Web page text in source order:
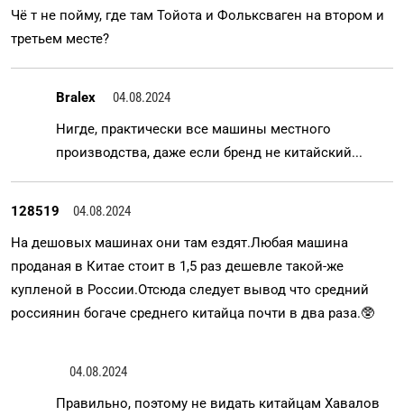
Чё т не пойму, где там Тойота и Фольксваген на втором и
третьем месте?
Bralex
04.08.2024
Нигде, практически все машины местного
производства, даже если бренд не китайский...
128519
04.08.2024
На дешовых машинах они там ездят.Любая машина
проданая в Китае стоит в 1,5 раз дешевле такой-же
купленой в России.Отсюда следует вывод что средний
россиянин богаче среднего китайца почти в два раза.🥸
04.08.2024
Правильно, поэтому не видать китайцам Хавалов